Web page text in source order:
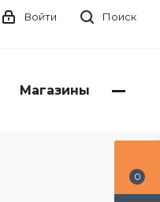
Поиск
Войти
Магазины
0